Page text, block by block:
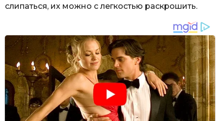
слипаться, их можно с легкостью раскрошить.